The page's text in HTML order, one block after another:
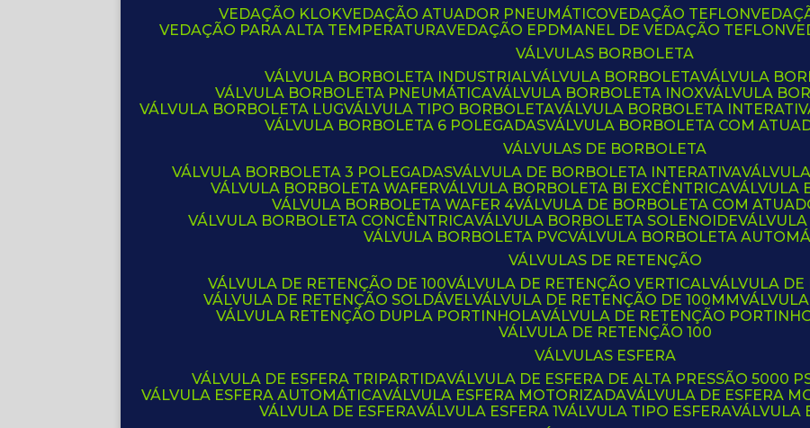
VEDAÇÃO KLOK VEDAÇÃO ATUADOR PNEUMÁTICO VEDAÇÃO TEFLON
VEDAÇÃO PARA ALTA TEMPERATURA VEDAÇÃO EPDM ANEL DE VEDAÇÃO TEFLON
VÁLVULAS BORBOLETA
VÁLVULA BORBOLETA INDUSTRIAL VÁLVULA BORBOLETA VÁLVULA
VÁLVULA BORBOLETA PNEUMÁTICA VÁLVULA BORBOLETA INOX VÁLVULA
VÁLVULA BORBOLETA LUG VÁLVULA TIPO BORBOLETA VÁLVULA BORBOLETA
VÁLVULA BORBOLETA 6 POLEGADAS VÁLVULA BORBOLETA COM
VÁLVULAS DE BORBOLETA
VÁLVULA BORBOLETA 3 POLEGADAS VÁLVULA DE BORBOLETA INTERATIVA
VÁLVULA BORBOLETA WAFER VÁLVULA BORBOLETA BI EXCÊNTRICA
VÁLVULA BORBOLETA WAFER 4 VÁLVULA DE BORBOLETA COM
VÁLVULA BORBOLETA CONCÊNTRICA VÁLVULA BORBOLETA SOLENOIDE
VÁLVULA BORBOLETA PVC VÁLVULA BORBOLETA
VÁLVULAS DE RETENÇÃO
VÁLVULA DE RETENÇÃO DE 100 VÁLVULA DE RETENÇÃO VERTICAL VÁLVULA
VÁLVULA DE RETENÇÃO SOLDÁVEL VÁLVULA DE RETENÇÃO DE 100MM
VÁLVULA RETENÇÃO DUPLA PORTINHOLA VÁLVULA DE RETENÇÃO
VÁLVULA DE RETENÇÃO 100
VÁLVULAS ESFERA
VÁLVULA DE ESFERA TRIPARTIDA VÁLVULA DE ESFERA DE ALTA PRESSÃO 5000
VÁLVULA ESFERA AUTOMÁTICA VÁLVULA ESFERA MOTORIZADA VÁLVULA DE ESFERA
VÁLVULA DE ESFERA VÁLVULA ESFERA 1 VÁLVULA TIPO ESFERA